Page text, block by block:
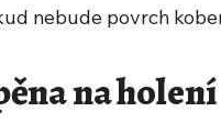
nebude povrch
na holení